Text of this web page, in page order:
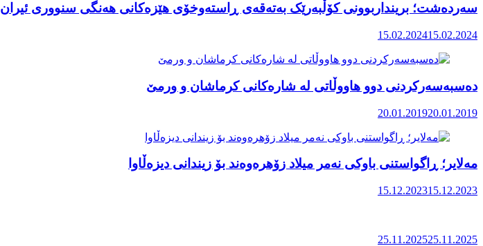
سەردەشت؛ برینداربوونی کۆڵبەرێک بەتەقەی ڕاستەوخۆی هێزەکانی هەنگی سنووری ئيران
15.02.202415.02.2024
دەسبەسەرکردنی دوو هاووڵاتی لە شارەکانی کرماشان و ورمێ
20.01.201920.01.2019
مەلایر؛ ڕاگواستنی باوکی نەمر میلاد زۆهرەوەند بۆ زیندانی دیزەڵاوا
15.12.202315.12.2023
25.11.202525.11.2025